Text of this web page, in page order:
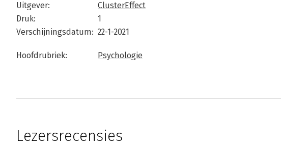
Uitgever:
ClusterEffect
Druk:
1
Verschijningsdatum: 22-1-2021
Hoofdrubriek: Psychologie
Lezersrecensies